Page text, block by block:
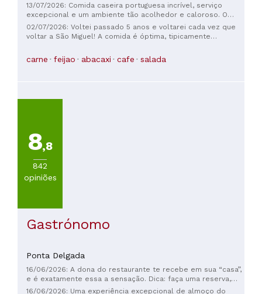
13/07/2026: Comida caseira portuguesa incrível, serviço
excepcional e um ambiente tão acolhedor e caloroso. O
chef até veio à nossa mesa para saber se estava tudo bem,
tornando a experiência ainda mais especial. Com certeza
02/07/2026: Voltei passado 5 anos e voltarei cada vez que
voltar a São Miguel! A comida é óptima, tipicamente
funcionários são super prestáveis, de uma simpatia extrema
e o cozinheiro fala fluentemente Inglês e Francês. Super
carne feijao abacaxi cafe salada
8,8
842
opiniões
Gastrónomo
Ponta Delgada
16/06/2026: A dona do restaurante te recebe em sua “casa”,
e é exatamente essa a sensação. Dica: faça uma reserva,
porque é muito popular para simplesmente chegar sem
16/06/2026: Uma experiência excepcional de almoço do